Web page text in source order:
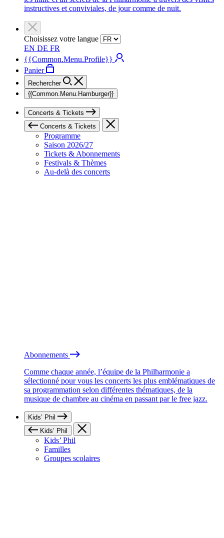
instructives et conviviales, de jour comme de nuit.
Choisissez votre langue
EN DE FR
{{Common.Menu.Profile}}
Panier
Rechercher
{{Common.Menu.Hamburger}}
Concerts & Tickets
Concerts & Tickets
Programme
Saison 2026/27
Tickets & Abonnements
Festivals & Thèmes
Au-delà des concerts
Abonnements
Comme chaque année, l’équipe de la Philharmonie a
sélectionné pour vous les concerts les plus emblématiques de
sa programmation selon différentes thématiques, de la
musique de chambre au cinéma en passant par le free jazz.
Kids’ Phil
Kids’ Phil
Kids’ Phil
Familles
Groupes scolaires